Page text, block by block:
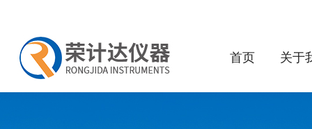
首页 关于